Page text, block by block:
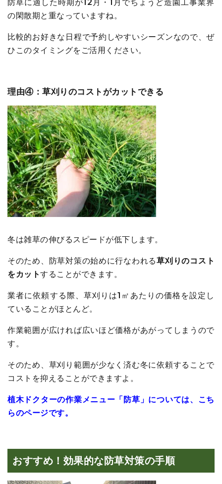
防草に適した時期が12月・1月でちょうど造園工事業界
の閑散期と重なっていますね。
比較的お好きな日程で予約しやすいシーズンなので、ぜ
ひこのタイミングをご活用ください。
理由④：草刈りのコストがカットできる
冬は雑草の伸びるスピードが低下します。
そのため、防草対策の始めに行なわれる草刈りのコスト
をカットすることができます。
業者に依頼する際、草刈りは1㎡あたりの価格を設定し
ていることがほとんど。
作業範囲が広ければ広いほど価格があがってしまうので
す。
そのため、草刈り範囲が少なく済む冬に依頼することで
コストを抑えることができますよ。
植木ドクターの作業メニュー「防草」については、こち
らのページです。
おすすめ！効果的な防草対策の手順